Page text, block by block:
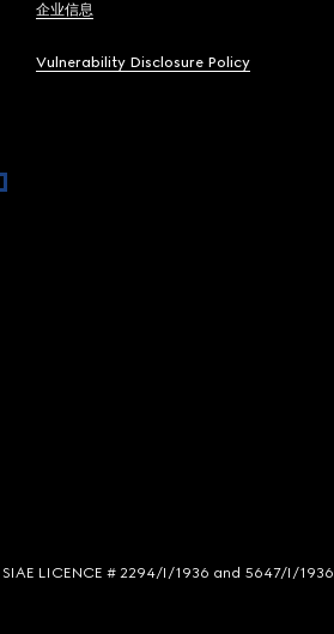
企业信息
Vulnerability Disclosure Policy
LICENCE # 2294/I/1936 and 5647/I/1936